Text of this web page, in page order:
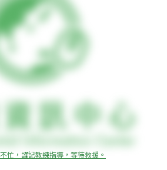
忙，謹記教練指導，等待救援。